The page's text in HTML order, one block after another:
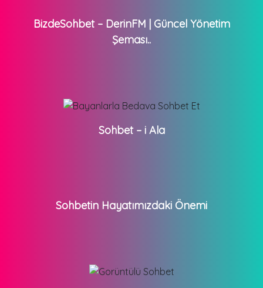
BizdeSohbet – DerinFM | Güncel Yönetim
Şeması..
Sohbet – i Ala
Sohbetin Hayatımızdaki Önemi